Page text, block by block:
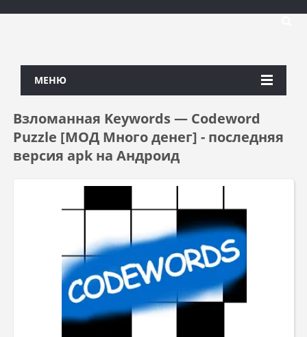
МЕНЮ
Взломанная Keywords — Codeword
Puzzle [МОД Много денег] - последняя
версия apk на Андроид